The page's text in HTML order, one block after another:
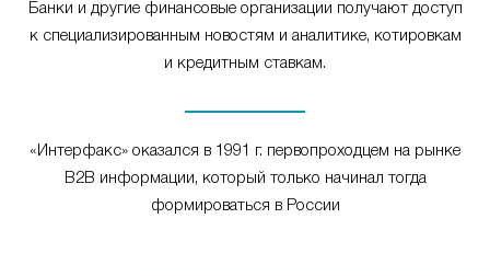
Банки и другие финансовые организации получают доступ
к специализированным новостям и аналитике, котировкам
и кредитным ставкам.
«Интерфакс» оказался в 1991 г. первопроходцем на рынке
B2B информации, который только начинал тогда
формироваться в России